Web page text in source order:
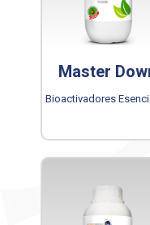
Bioactivadores
Master